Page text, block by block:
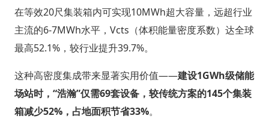
在等效20尺集装箱内可实现10MWh超大容量，远超行业
主流的6-7MWh水平，Vcts（体积能量密度系数）达全球
最高52.1%，较行业提升39.7%。
这种高密度集成带来显著实用价值——建设1GWh级储能
场站时，“浩瀚”仅需69套设备，较传统方案的145个集装
箱减少52%，占地面积节省33%。